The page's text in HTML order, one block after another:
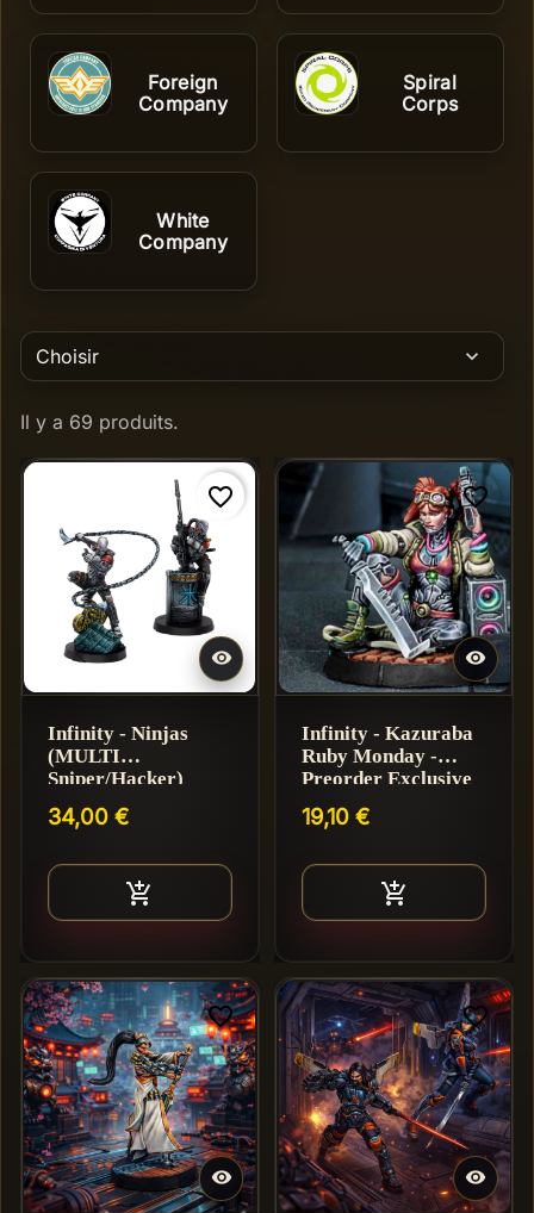
Foreign
Company
Spiral
Corps
White
Company
Il y a 69 produits.
Choisir expand_more

favorite_border
Infinity - Ninjas
(MULTI
Sniper/Hacker)
34,00 €


favorite_border
Infinity - Kazuraba
Ruby Monday -
Preorder Exclusive
19,10 €


favorite_border

favorite_border